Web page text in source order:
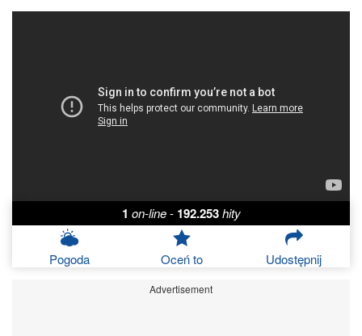
1 on-line - 192.253 hity
Pogoda Oceń to Udostępnij
Advertisement